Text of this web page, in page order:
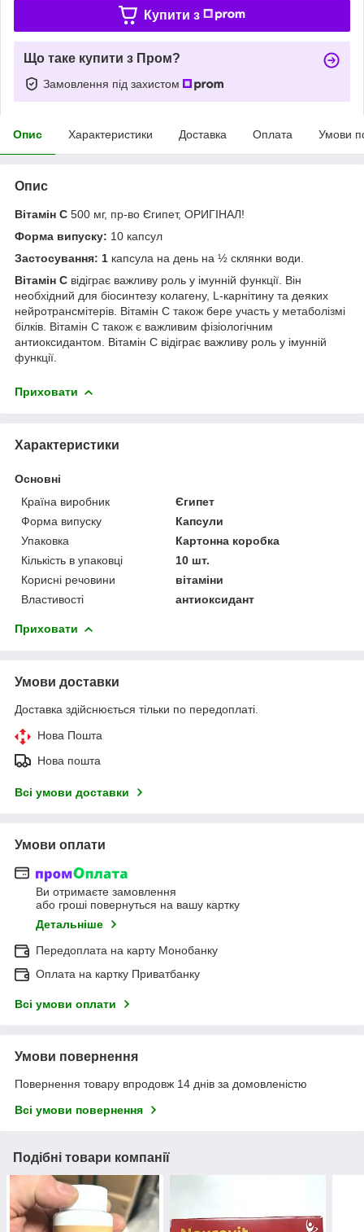
Купити з
Що таке купити з Пром?
Замовлення під захистом
Опис Характеристики Доставка Оплата Умови
Опис
Вітамін C 500 мг, пр-во Єгипет, ОРИГІНАЛ!
Форма випуску: 10 капсул
Застосування: 1 капсула на день на ½ склянки води.
Вітамін C відіграє важливу роль у імунній функції. Він
необхідний для біосинтезу колагену, L-карнітину та деяких
нейротрансмітерів. Вітамін C також бере участь у метаболізмі
білків. Вітамін С також є важливим фізіологічним
антиоксидантом. Вітамін C відіграє важливу роль у імунній
функції.
Приховати
Характеристики
Основні
Країна виробник
Єгипет
Форма випуску
Капсули
Упаковка
Картонна коробка
Кількість в упаковці
10 шт.
Корисні речовини
вітаміни
Властивості
антиоксидант
Приховати
Умови доставки
Доставка здійснюється тільки по передоплаті.
Нова Пошта
Нова пошта
Всі умови доставки
Умови оплати
Ви отримаєте замовлення
або гроші повернуться на вашу картку
Детальніше
Передоплата на карту Монобанку
Оплата на картку Приватбанку
Всі умови оплати
Умови повернення
Повернення товару впродовж 14 днів за домовленістю
Всі умови повернення
Подібні товари компанії